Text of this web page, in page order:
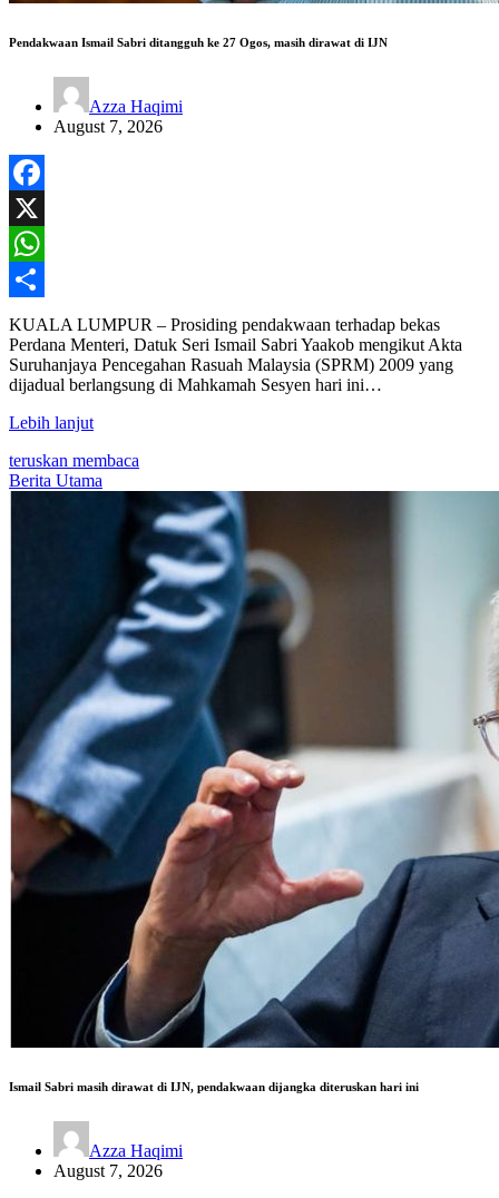
Pendakwaan Ismail Sabri ditangguh ke 27 Ogos, masih dirawat di IJN
Azza Haqimi
August 7, 2026
Facebook
X
WhatsApp
Share
KUALA LUMPUR – Prosiding pendakwaan terhadap bekas
Perdana Menteri, Datuk Seri Ismail Sabri Yaakob mengikut Akta
Suruhanjaya Pencegahan Rasuah Malaysia (SPRM) 2009 yang
dijadual berlangsung di Mahkamah Sesyen hari ini…
Lebih lanjut
teruskan membaca
Berita Utama
Ismail Sabri masih dirawat di IJN, pendakwaan dijangka diteruskan hari ini
Azza Haqimi
August 7, 2026